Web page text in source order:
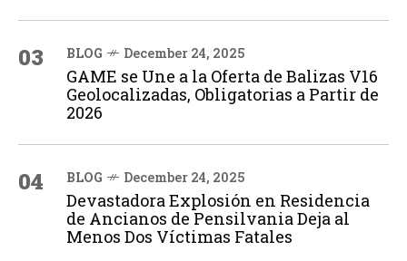
03 BLOG December 24, 2025
GAME se Une a la Oferta de Balizas V16
Geolocalizadas, Obligatorias a Partir de
2026
04 BLOG December 24, 2025
Devastadora Explosión en Residencia
de Ancianos de Pensilvania Deja al
Menos Dos Víctimas Fatales